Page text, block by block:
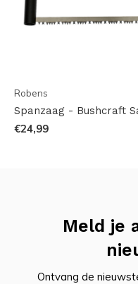
geschikt voor droog
Robens
Spanzaag - Bushcraft
€24,99
Meld je
Ontvang de